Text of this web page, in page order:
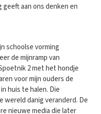
aan ons denken en
schoolse vorming
de mijnramp van
2 met het hondje
voor mijn ouders de
huis te halen. Die
wereld danig veranderd. De
nieuwe media die later